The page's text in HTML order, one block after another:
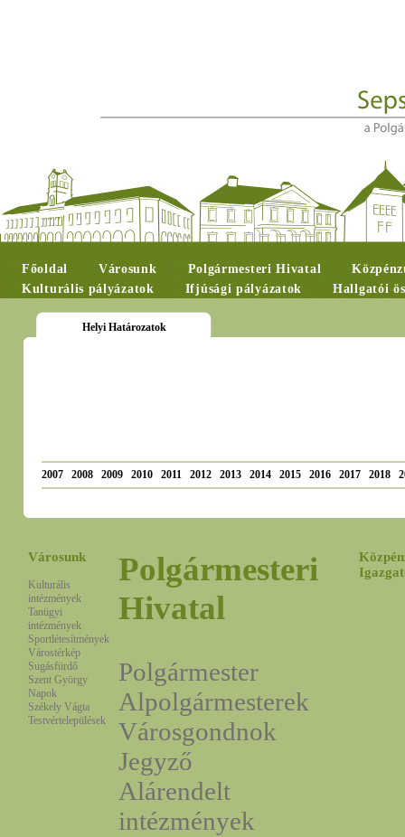
Főoldal Városunk Polgármesteri Hivatal
Kulturális pályázatok
Ifjúsági pályázatok Hallgatói
Helyi Határozatok
2007 2008 2009 2010 2011 2012 2013 2014 2015 2016 2017 2018
Városunk
Kulturális
intézmények
Tanügyi
intézmények
Sportlétesítmények
Várostérkép
Sugásfürdő
Szent György
Napok
Székely Vágta
Testvértelepülések
Polgármesteri
Hivatal
Polgármester
Alpolgármesterek
Városgondnok
Jegyző
Alárendelt
intézmények